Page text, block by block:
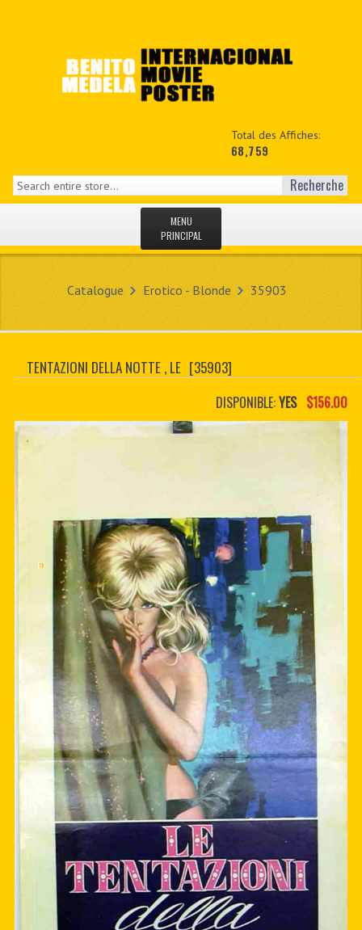
Total des Affiches:
68,759
Recherche
MENU
PRINCIPAL
MON COPTE
CONTACTER
CUSTOM PDF
Catalogue Erotico - Blonde 35903
TENTAZIONI DELLA NOTTE , LE [35903]
DISPONIBLE:YES $156.00